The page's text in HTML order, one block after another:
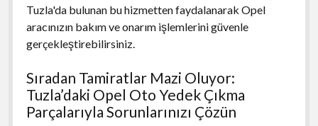
Tuzla'da bulunan bu hizmetten faydalanarak Opel
aracınızın bakım ve onarım işlemlerini güvenle
gerçekleştirebilirsiniz.
Sıradan Tamiratlar Mazi Oluyor:
Tuzla’daki Opel Oto Yedek Çıkma
Parçalarıyla Sorunlarınızı Çözün